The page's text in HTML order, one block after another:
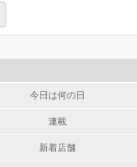
今日は何の日
連載
新着店舗